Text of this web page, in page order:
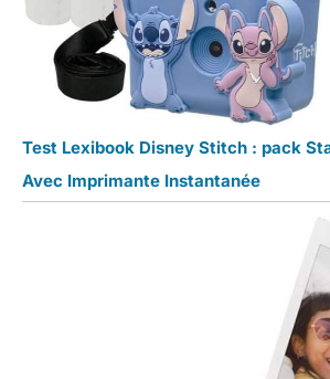
Test Lexibook Disney Stitch : pack
Avec Imprimante Instantanée